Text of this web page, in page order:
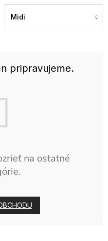
Midi
pripravujeme.
na ostatné